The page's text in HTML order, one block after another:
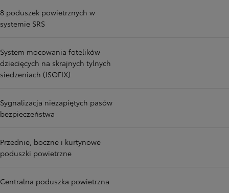
8 poduszek powietrznych w
systemie SRS
System mocowania fotelików
dziecięcych na skrajnych tylnych
siedzeniach (ISOFIX)
Sygnalizacja niezapiętych pasów
bezpieczeństwa
Przednie, boczne i kurtynowe
poduszki powietrzne
Centralna poduszka powietrzna